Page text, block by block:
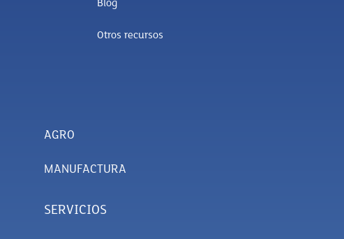
Blog
Otros recursos
AGRO
MANUFACTURA
SERVICIOS